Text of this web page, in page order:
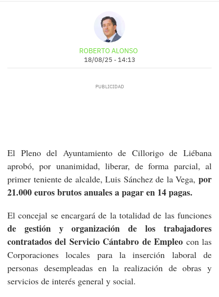
ROBERTO ALONSO
18/08/25 - 14:13
El Pleno del Ayuntamiento de Cillorigo de Liébana
aprobó, por unanimidad, liberar, de forma parcial, al
primer teniente de alcalde, Luis Sánchez de la Vega, por
21.000 euros brutos anuales a pagar en 14 pagas.
El concejal se encargará de la totalidad de las funciones
de gestión y organización de los trabajadores
contratados del Servicio Cántabro de Empleo con las
Corporaciones locales para la inserción laboral de
personas desempleadas en la realización de obras y
servicios de interés general y social.